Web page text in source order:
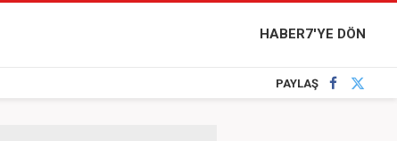
HABER7'YE DÖN
PAYLAŞ